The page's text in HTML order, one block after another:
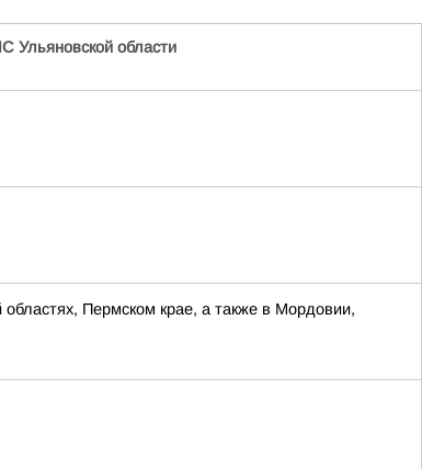
Ульяновской области
Пермском крае, а также в Мордовии,